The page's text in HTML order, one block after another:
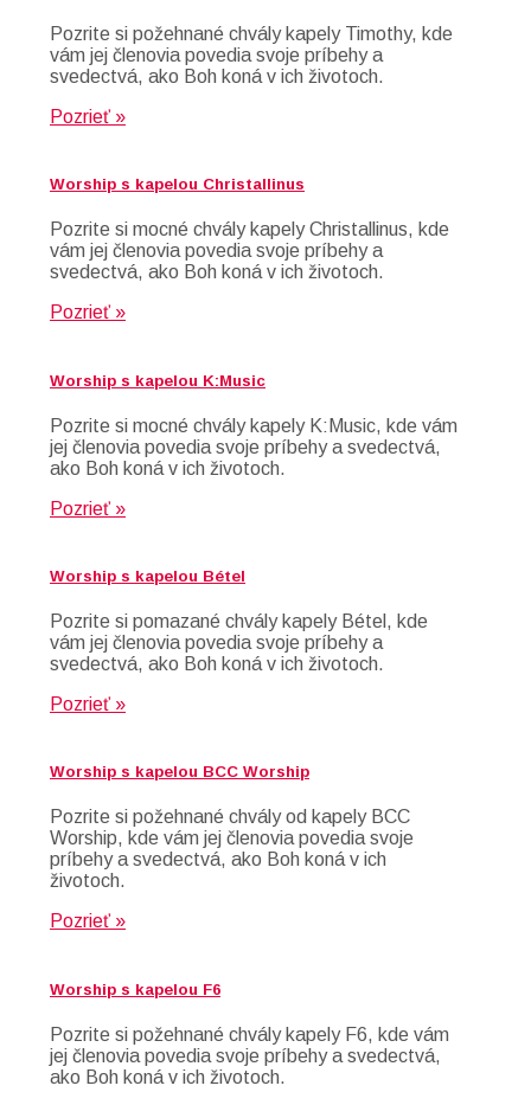
Pozrite si požehnané chvály kapely Timothy, kde
vám jej členovia povedia svoje príbehy a
svedectvá, ako Boh koná v ich životoch.
Pozrieť »
Worship s kapelou Christallinus
Pozrite si mocné chvály kapely Christallinus, kde
vám jej členovia povedia svoje príbehy a
svedectvá, ako Boh koná v ich životoch.
Pozrieť »
Worship s kapelou K:Music
Pozrite si mocné chvály kapely K:Music, kde vám
jej členovia povedia svoje príbehy a svedectvá,
ako Boh koná v ich životoch.
Pozrieť »
Worship s kapelou Bétel
Pozrite si pomazané chvály kapely Bétel, kde
vám jej členovia povedia svoje príbehy a
svedectvá, ako Boh koná v ich životoch.
Pozrieť »
Worship s kapelou BCC Worship
Pozrite si požehnané chvály od kapely BCC
Worship, kde vám jej členovia povedia svoje
príbehy a svedectvá, ako Boh koná v ich
životoch.
Pozrieť »
Worship s kapelou F6
Pozrite si požehnané chvály kapely F6, kde vám
jej členovia povedia svoje príbehy a svedectvá,
ako Boh koná v ich životoch.